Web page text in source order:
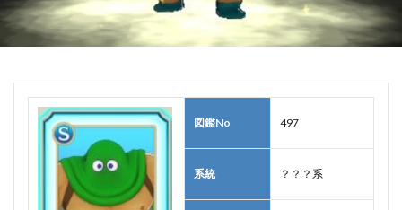
図鑑No 497
系統 ？？？系